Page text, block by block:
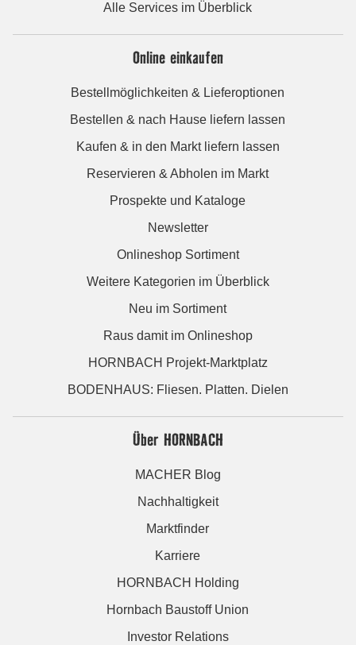
Alle Services im Überblick
Online einkaufen
Bestellmöglichkeiten & Lieferoptionen
Bestellen & nach Hause liefern lassen
Kaufen & in den Markt liefern lassen
Reservieren & Abholen im Markt
Prospekte und Kataloge
Newsletter
Onlineshop Sortiment
Weitere Kategorien im Überblick
Neu im Sortiment
Raus damit im Onlineshop
HORNBACH Projekt-Marktplatz
BODENHAUS: Fliesen. Platten. Dielen
Über HORNBACH
MACHER Blog
Nachhaltigkeit
Marktfinder
Karriere
HORNBACH Holding
Hornbach Baustoff Union
Investor Relations